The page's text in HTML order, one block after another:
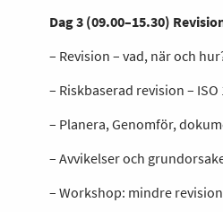
Dag 3 (09.00–15.30)
– Revision – vad, när och
– Riskbaserad revision – ISO
– Planera, Genomför,
– Avvikelser och
– Workshop: mindre